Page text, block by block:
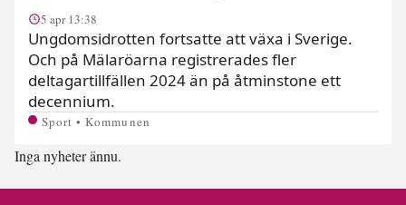
5 apr 13:38
Ungdomsidrotten fortsatte att växa i Sverige.
Och på Mälaröarna registrerades fler
deltagartillfällen 2024 än på åtminstone ett
decennium.
Sport • Kommunen
Inga nyheter ännu.